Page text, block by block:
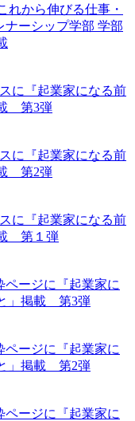
れから伸びる仕事・
ナーシップ学部 学部
に『起業家になる前
第3弾
に『起業家になる前
第2弾
に『起業家になる前
第１弾
ページに『起業家に
」掲載 第3弾
ページに『起業家に
」掲載 第2弾
ページに『起業家に